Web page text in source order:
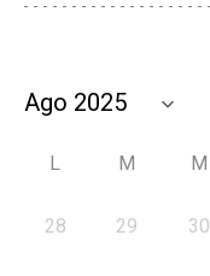
L M M
28 29 30